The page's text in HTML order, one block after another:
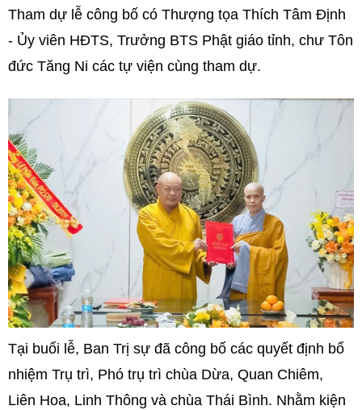
Tham dự lễ công bố có Thượng tọa Thích Tâm Định
- Ủy viên HĐTS, Trưởng BTS Phật giáo tỉnh, chư Tôn
đức Tăng Ni các tự viện cùng tham dự.
Tại buổi lễ, Ban Trị sự đã công bố các quyết định bổ
nhiệm Trụ trì, Phó trụ trì chùa Dừa, Quan Chiêm,
Liên Hoa, Linh Thông và chùa Thái Bình. Nhằm kiện